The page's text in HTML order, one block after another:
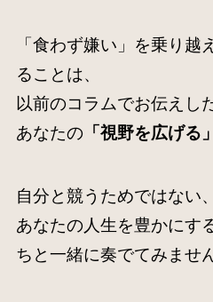
「食わず嫌い」を乗り越
ることは、
以前のコラムでお伝えし
あなたの「視野を広げる」
自分と競うためではない、
あなたの人生を豊かにす
ちと一緒に奏でてみませ